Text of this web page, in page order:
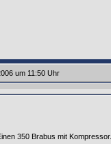
um 11:50 Uhr
350 Brabus mit Kompressor.